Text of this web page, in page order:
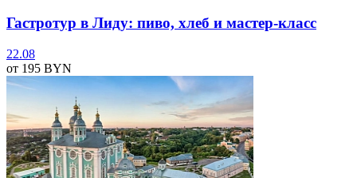
Гастротур в Лиду: пиво, хлеб и мастер-класс
22.08
от 195 BYN